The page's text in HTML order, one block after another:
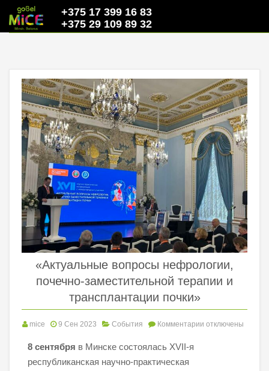
+375 17 399 16 83
+375 29 109 89 32
«Актуальные вопросы нефрологии,
почечно-заместительной терапии и
трансплантации почки»
mice 9 Сен 2023 События Комментарии отключены
8 сентября в Минске состоялась XVII-я
республиканская научно-практическая